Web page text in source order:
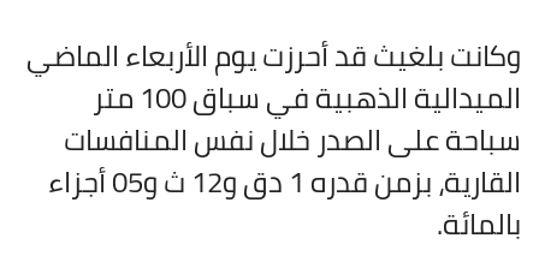
وكانت بلغيث قد أحرزت يوم الأربعاء الماضي
الميدالية الذهبية في سباق 100 متر
سباحة على الصدر خلال نفس المنافسات
القارية، بزمن قدره 1 دق و12 ث و05 أجزاء
بالمائة.